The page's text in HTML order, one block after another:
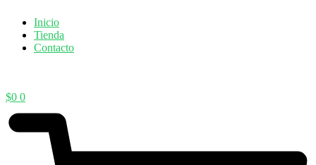
Inicio
Tienda
Contacto
$0 0